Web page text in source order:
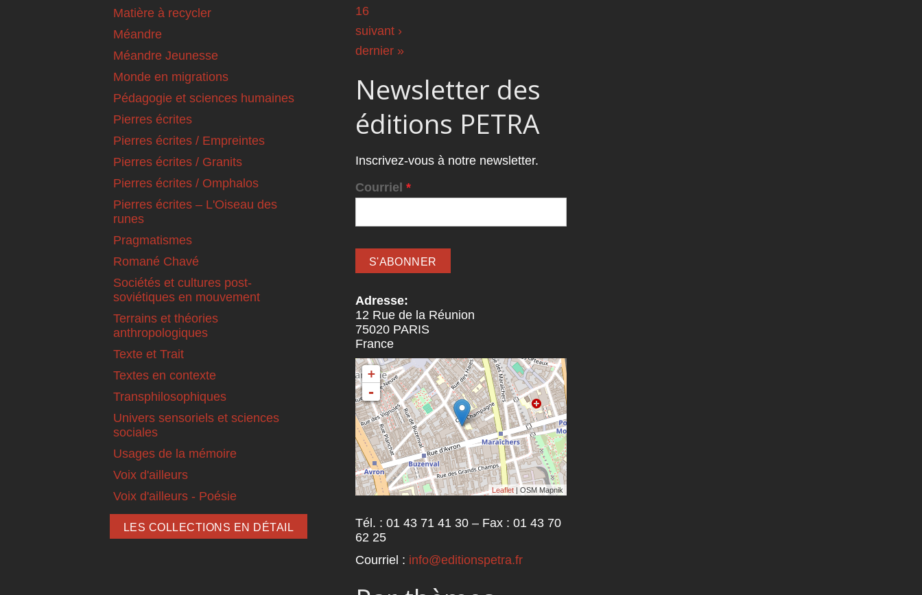
Matière à recycler
Méandre
Méandre Jeunesse
Monde en migrations
Pédagogie et sciences humaines
Pierres écrites
Pierres écrites / Empreintes
Pierres écrites / Granits
Pierres écrites / Omphalos
Pierres écrites – L'Oiseau des
runes
Pragmatismes
Romané Chavé
Sociétés et cultures post-
soviétiques en mouvement
Terrains et théories
anthropologiques
Texte et Trait
Textes en contexte
Transphilosophiques
Univers sensoriels et sciences
sociales
Usages de la mémoire
Voix d'ailleurs
Voix d'ailleurs - Poésie
LES COLLECTIONS EN DÉTAIL
16
suivant ›
dernier »
Newsletter des
éditions PETRA
Inscrivez-vous à notre newsletter.
Courriel *
Adresse:
12 Rue de la Réunion
75020 PARIS
France
+
-
Leaflet | OSM Mapnik
Tél. : 01 43 71 41 30 – Fax : 01 43 70
62 25
Courriel : info@editionspetra.fr